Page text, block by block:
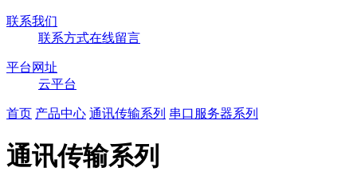
联系我们
联系方式在线留言
平台网址
云平台
首页 产品中心 通讯传输系列 串⼝服务器系列
通讯传输系列